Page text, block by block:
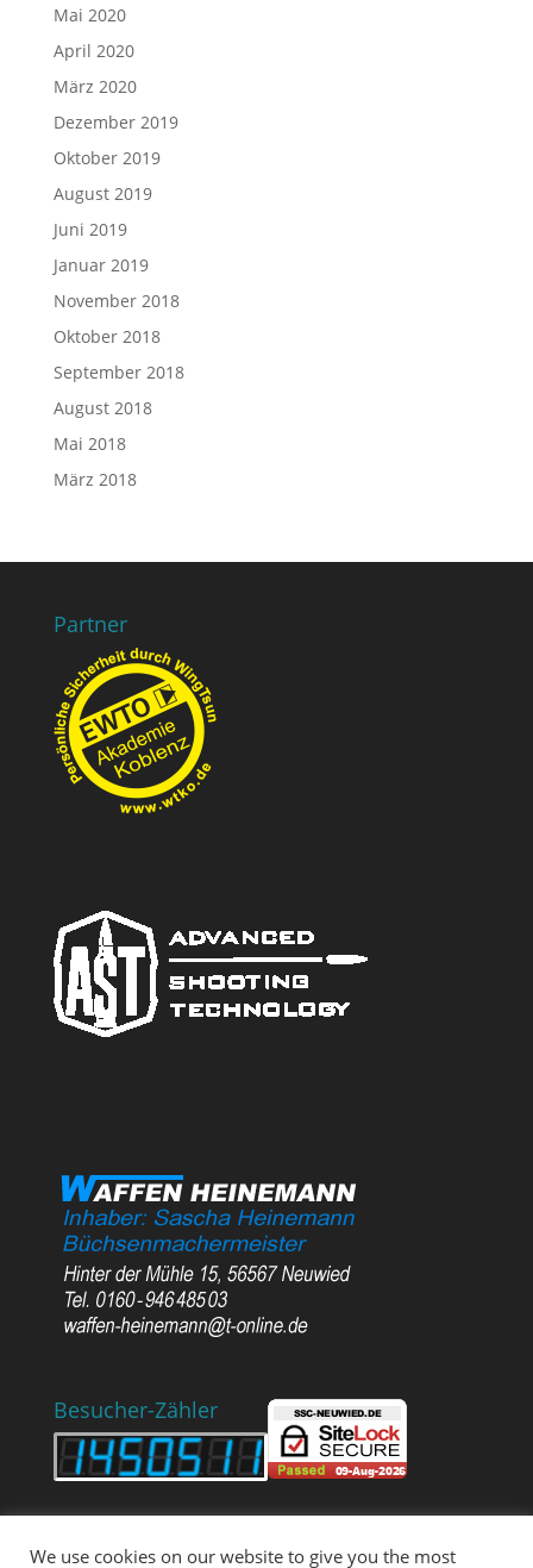
Mai 2020
April 2020
März 2020
Dezember 2019
Oktober 2019
August 2019
Juni 2019
Januar 2019
November 2018
Oktober 2018
September 2018
August 2018
Mai 2018
März 2018
Partner
Besucher-Zähler
We use cookies on our website to give you the most